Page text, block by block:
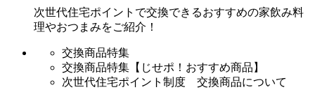
次世代住宅ポイントで交換できるおすすめの家飲み料
理やおつまみをご紹介！
交換商品特集
交換商品特集【じせポ！おすすめ商品】
次世代住宅ポイント制度 交換商品について